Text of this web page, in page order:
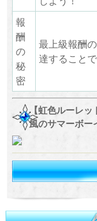
報
酬
の
秘
密
最上級報酬
達することで
【虹色ルーレッ
風のサマーボー